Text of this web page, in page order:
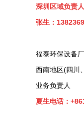
深圳区域负责人
张生：
福泰环保设备
西南地区(四川
业务负责人
夏生电话：